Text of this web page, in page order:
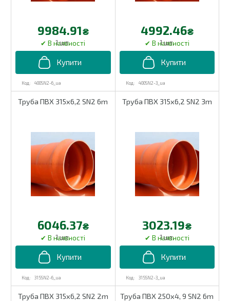
400SN2-6_ua
9984.91₴
1 шт.
400SN2-3_ua
4992.46₴
1 шт.
Труба ПВХ 315х6,2 SN2 6m
315SN2-6_ua
6046.37₴
1 шт.
Труба ПВХ 315х6,2 SN2 3m
315SN2-3_ua
3023.19₴
1 шт.
Труба ПВХ 315х6,2 SN2 2m Труба ПВХ 250х4, 9 SN2 6m